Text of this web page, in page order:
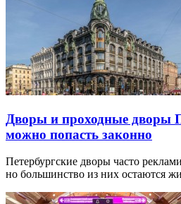
Дворы и проходные дворы
можно попасть законно
Петербургские дворы часто
но большинство из них остаются